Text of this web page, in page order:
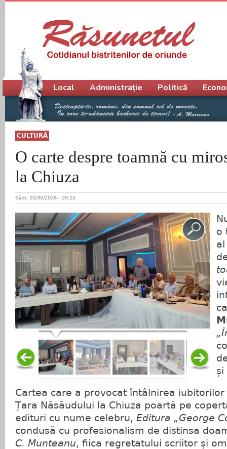
CULTURĂ
O carte despre toamnă cu
la Chiuza
Sâm, 05/30/2026 - 20:25
o
și
Cartea care a provocat întâlnirea
Țara Năsăudului la Chiuza poartă pe
edituri cu nume celebru, Editura „George
condusă cu profesionalism de distinsa
C. Munteanu, fiica regretatului scriitor și
Meniu principal
Local Administrație Politică